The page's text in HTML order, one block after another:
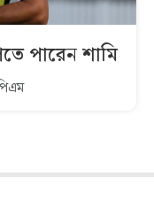
পারেন শামি